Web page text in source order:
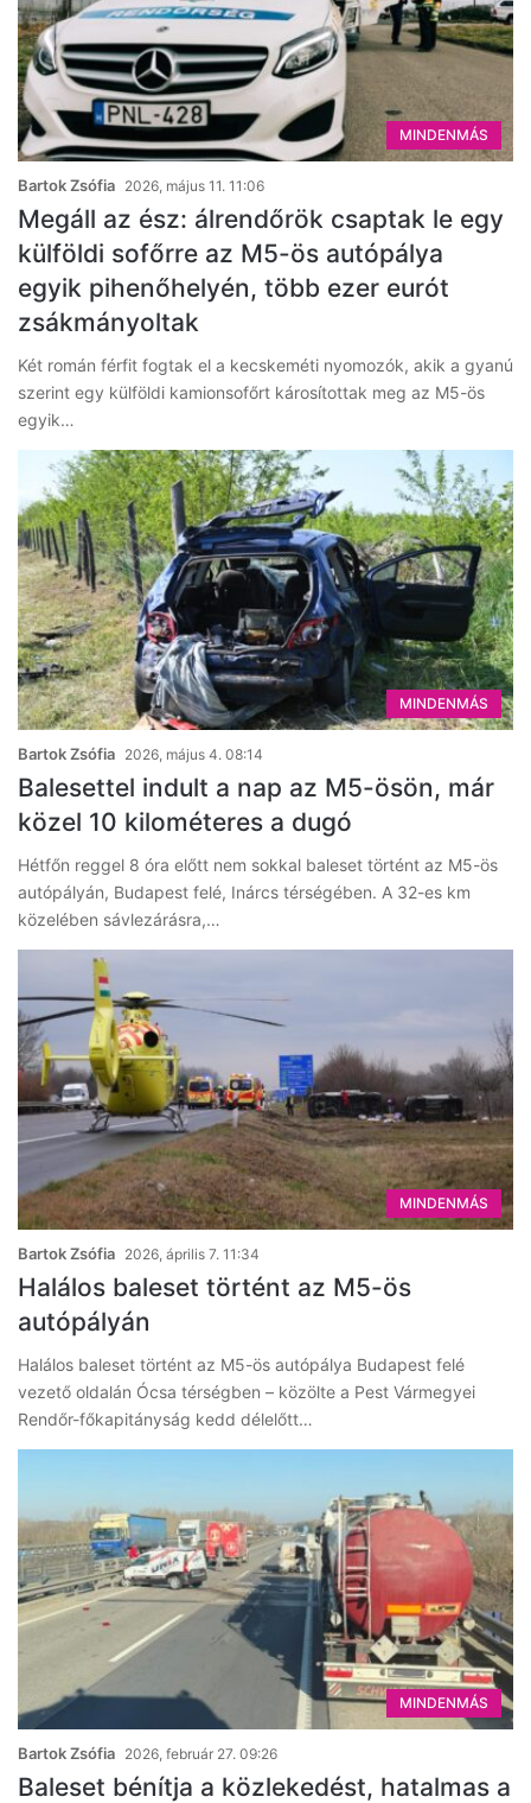
MINDENMÁS
Bartok Zsófia 2026, május 11. 11:06
Megáll az ész: álrendőrök csaptak le egy
külföldi sofőrre az M5-ös autópálya
egyik pihenőhelyén, több ezer eurót
zsákmányoltak
Két román férfit fogtak el a kecskeméti nyomozók, akik a gyanú
szerint egy külföldi kamionsofőrt károsítottak meg az M5-ös
egyik…
MINDENMÁS
Bartok Zsófia 2026, május 4. 08:14
Balesettel indult a nap az M5-ösön, már
közel 10 kilométeres a dugó
Hétfőn reggel 8 óra előtt nem sokkal baleset történt az M5-ös
autópályán, Budapest felé, Inárcs térségében. A 32-es km
közelében sávlezárásra,…
MINDENMÁS
Bartok Zsófia 2026, április 7. 11:34
Halálos baleset történt az M5-ös
autópályán
Halálos baleset történt az M5-ös autópálya Budapest felé
vezető oldalán Ócsa térségben – közölte a Pest Vármegyei
Rendőr-főkapitányság kedd délelőtt…
MINDENMÁS
Bartok Zsófia 2026, február 27. 09:26
Baleset bénítja a közlekedést, hatalmas a